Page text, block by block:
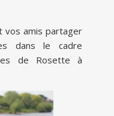
vos amis partager
dans le cadre
de Rosette à